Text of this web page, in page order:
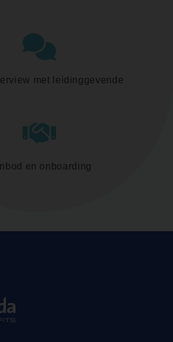
met leidinggevende
en onboarding